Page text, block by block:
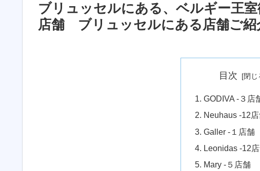
ブリュッセルにある、ベルギー王
店舗 ブリュッセルにある店舗ご紹
目次
GODIVA -３店
Neuhaus -12
Galler -１店舗
Leonidas -12
Mary -５店舗